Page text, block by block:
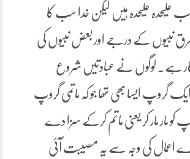
علیحدہ علیحدہ ہیں لیکن خدا سب کا
نبیوں کے درجے اور بعض نبیوں کی
ہے۔ لوگوں نے عبادتیں شروع
گروپ ایسا بھی تھا جو کہ ماتمی گروپ
کو مار مار کر یعنی ماتم کرکے سزا دے
اعمال کی وجہ سے یہ مصیبت آئی